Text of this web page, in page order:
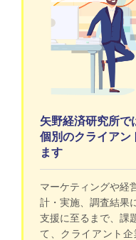
矢野経済研究所で
個別のクライアン
ます
マーケティングや経
計・実施、調査結果
支援に至るまで、課
て、クライアント